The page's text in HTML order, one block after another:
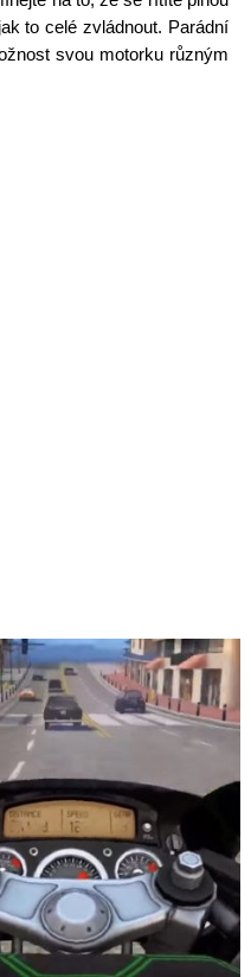
to celé zvládnout. Parádní
svou motorku různým